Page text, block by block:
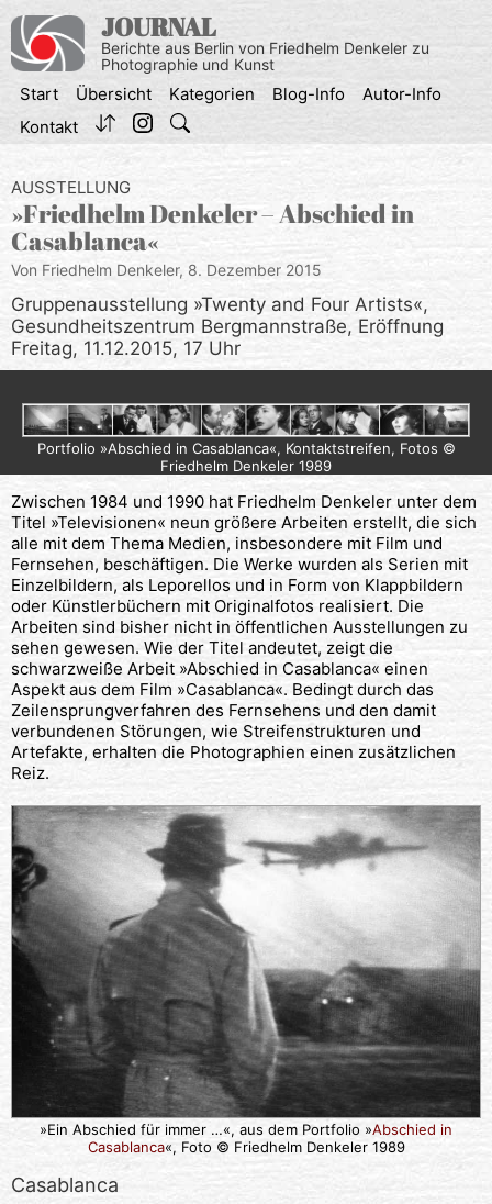
Inhalt
springen
JOURNAL
Berichte aus Berlin von Friedhelm Denkeler zu
Photographie und Kunst
Start Übersicht Kategorien Blog-Info
Autor-Info
Kontakt
AUSSTELLUNG
»Friedhelm Denkeler – Abschied in
Casablanca«
Von Friedhelm Denkeler, 8. Dezember 2015
Gruppenausstellung »Twenty and Four Artists«,
Gesundheitszentrum Bergmannstraße, Eröffnung
Freitag, 11.12.2015, 17 Uhr
Portfolio »Abschied in Casablanca«, Kontaktstreifen, Fotos ©
Friedhelm Denkeler 1989
Zwischen 1984 und 1990 hat Friedhelm Denkeler unter dem
Titel »Televisionen« neun größere Arbeiten erstellt, die sich
alle mit dem Thema Medien, insbesondere mit Film und
Fernsehen, beschäftigen. Die Werke wurden als Serien mit
Einzelbildern, als Leporellos und in Form von Klappbildern
oder Künstlerbüchern mit Originalfotos realisiert. Die
Arbeiten sind bisher nicht in öffentlichen Ausstellungen zu
sehen gewesen. Wie der Titel andeutet, zeigt die
schwarzweiße Arbeit »Abschied in Casablanca« einen
Aspekt aus dem Film »Casablanca«. Bedingt durch das
Zeilensprungverfahren des Fernsehens und den damit
verbundenen Störungen, wie Streifenstrukturen und
Artefakte, erhalten die Photographien einen zusätzlichen
Reiz.
»Ein Abschied für immer …«, aus dem Portfolio »Abschied in
Casablanca«, Foto © Friedhelm Denkeler 1989
Casablanca